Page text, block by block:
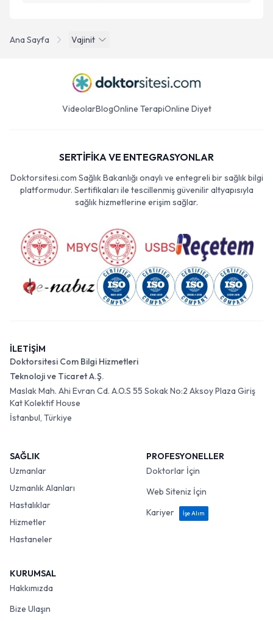
Ana Sayfa Vajinit
VideolarBlogOnline TerapiOnline Diyet
SERTİFİKA VE ENTEGRASYONLAR
Doktorsitesi.com Sağlık Bakanlığı onaylı ve entegreli bir sağlık bilgi
platformudur. Sertifikaları ile tescillenmiş güvenilir altyapısıyla
sağlık hizmetlerine erişim sağlar.
İLETİŞİM
Doktorsitesi Com Bilgi Hizmetleri
Teknoloji ve Ticaret A.Ş.
Maslak Mah. Ahi Evran Cd. A.O.S 55 Sokak No:2 Aksoy Plaza Giriş
Kat Kolektif House
İstanbul, Türkiye
SAĞLIK
Uzmanlar
Uzmanlık Alanları
Hastalıklar
Hizmetler
Hastaneler
PROFESYONELLER
Doktorlar İçin
Web Siteniz İçin
Kariyer
İşe Alım
KURUMSAL
Hakkımızda
Bize Ulaşın